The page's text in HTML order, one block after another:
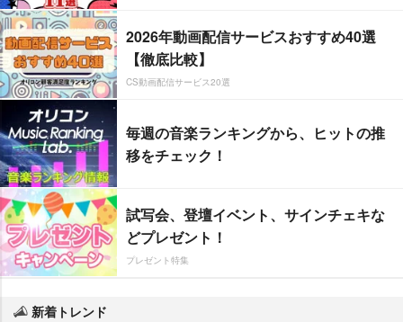
2026年動画配信サービスおすすめ40選
【徹底比較】
CS動画配信サービス20選
毎週の音楽ランキングから、ヒットの推
移をチェック！
試写会、登壇イベント、サインチェキな
どプレゼント！
プレゼント特集
新着トレンド